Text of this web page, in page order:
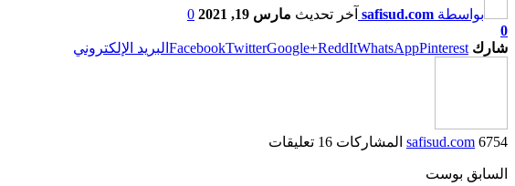
بواسطة safisud.com آخر تحديث مارس 19, 2021
0
0
شارك
FacebookTwitterGoogle+ReddItWhatsAppPinterest البريد الإلكتروني
safisud.com 6754 المشاركات 16 تعليقات
السابق بوست